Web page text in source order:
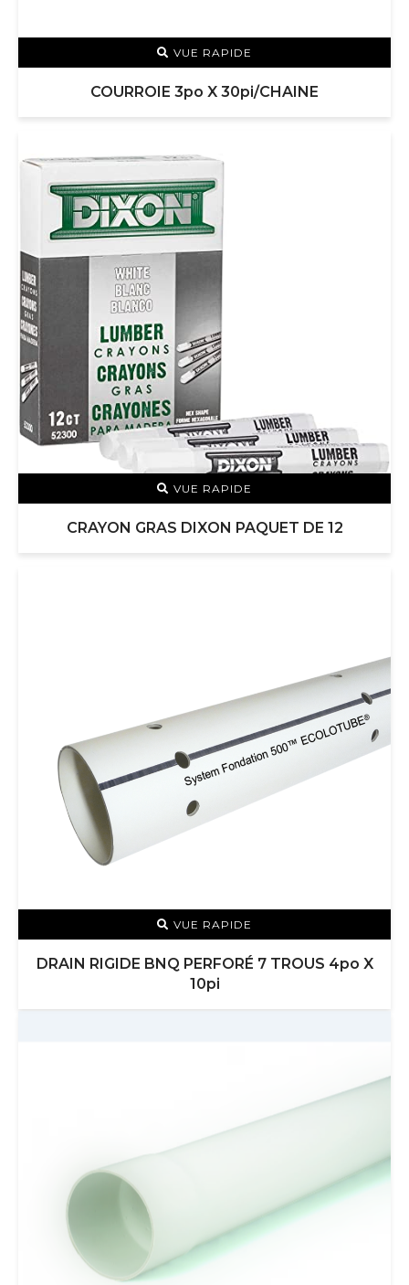
VUE RAPIDE
COURROIE 3po X 30pi/CHAINE
VUE RAPIDE
CRAYON GRAS DIXON PAQUET DE 12
VUE RAPIDE
DRAIN RIGIDE BNQ PERFORÉ 7 TROUS 4po X
10pi